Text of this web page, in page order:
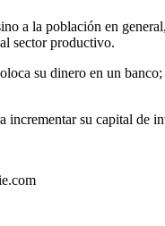
a la población en
sector productivo.
su dinero en un
su capital de